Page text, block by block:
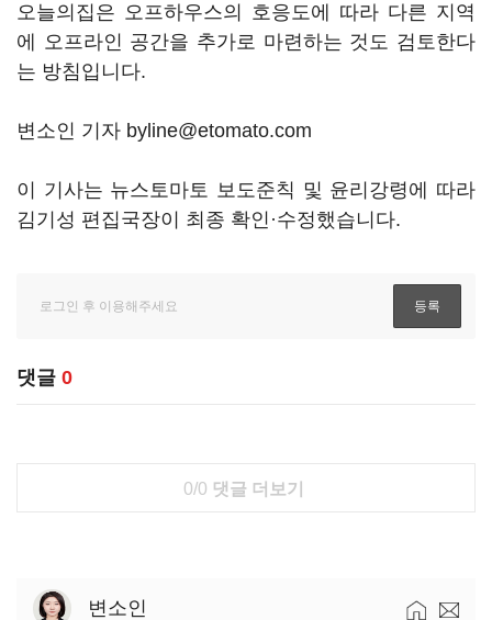
오늘의집은 오프하우스의 호응도에 따라 다른 지역
에 오프라인 공간을 추가로 마련하는 것도 검토한다
는 방침입니다.
변소인 기자 byline@etomato.com
이 기사는 뉴스토마토 보도준칙 및 윤리강령에 따라
김기성 편집국장이 최종 확인·수정했습니다.
댓글 0
0/0 댓글 더보기
변소인